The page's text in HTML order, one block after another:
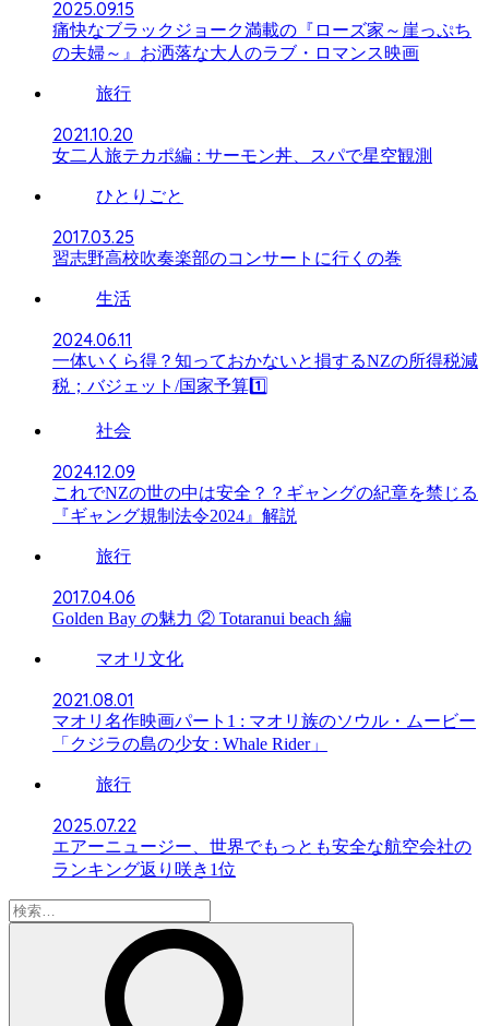
2025.09.15
痛快なブラックジョーク満載の『ローズ家～崖っぷち
の夫婦～』お洒落な大人のラブ・ロマンス映画
旅行
2021.10.20
女二人旅テカポ編 : サーモン丼、スパで星空観測
ひとりごと
2017.03.25
習志野高校吹奏楽部のコンサートに行くの巻
生活
2024.06.11
一体いくら得？知っておかないと損するNZの所得税減
税；バジェット/国家予算1️⃣
社会
2024.12.09
これでNZの世の中は安全？？ギャングの紀章を禁じる
『ギャング規制法令2024』解説
旅行
2017.04.06
Golden Bay の魅力 ② Totaranui beach 編
マオリ文化
2021.08.01
マオリ名作映画パート1 : マオリ族のソウル・ムービー
「クジラの島の少女 : Whale Rider」
旅行
2025.07.22
エアーニュージー、世界でもっとも安全な航空会社の
ランキング返り咲き1位
検
索: